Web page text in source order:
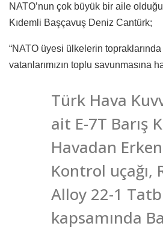
NATO’nun çok büyük bir aile
Kıdemli Başçavuş Deniz Cantürk;
“NATO üyesi ülkelerin
vatanlarımızın toplu savunmasına
Türk Hava
ait E-7T Barış
Havadan
Kontrol uçağı,
Alloy 22-1
kapsamında